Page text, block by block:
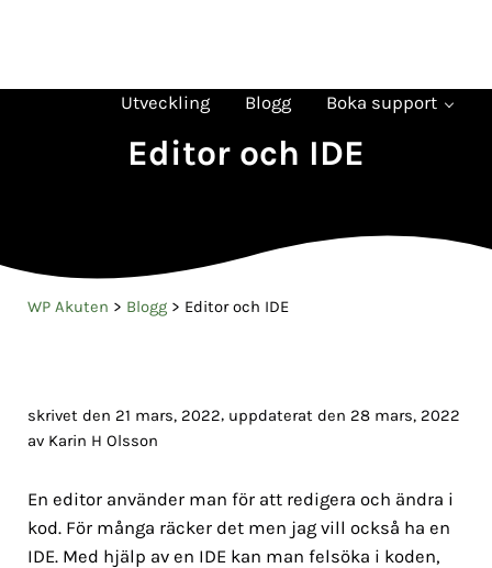
WP Akuten
Utveckling Blogg Boka support
Editor och IDE
WP Akuten > Blogg> Editor och IDE
skrivet den 21 mars, 2022, uppdaterat den 28 mars, 2022
av Karin H Olsson
En editor använder man för att redigera och ändra i
kod. För många räcker det men jag vill också ha en
IDE. Med hjälp av en IDE kan man felsöka i koden,